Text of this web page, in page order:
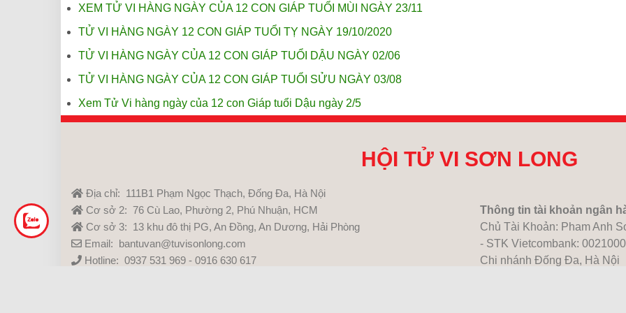
XEM TỬ VI HÀNG NGÀY CỦA 12 CON GIÁP TUỔI MÙI NGÀY 23/11
TỬ VI HÀNG NGÀY 12 CON GIÁP TUỔI TỴ NGÀY 19/10/2020
TỬ VI HÀNG NGÀY CỦA 12 CON GIÁP TUỔI DẬU NGÀY 02/06
TỬ VI HÀNG NGÀY CỦA 12 CON GIÁP TUỔI SỬU NGÀY 03/08
Xem Tử Vi hàng ngày của 12 con Giáp tuổi Dậu ngày 2/5
HỘI TỬ VI SƠN LONG
Địa chỉ: 111B1 Phạm Ngọc Thạch, Đống Đa, Hà Nội
Cơ sở 2: 76 Cù Lao, Phường 2, Phú Nhuận, HCM
Cơ sở 3: 13 khu đô thị PG, An Đồng, An Dương, Hải Phòng
Email: bantuvan@tuvisonlong.com
Hotline: 0937 531 969 - 0916 630 617
Thông tin tài khoản ngân
Chủ Tài Khoản: Pham Anh
- STK Vietcombank:
Chi nhánh Đống Đa, Hà Nội